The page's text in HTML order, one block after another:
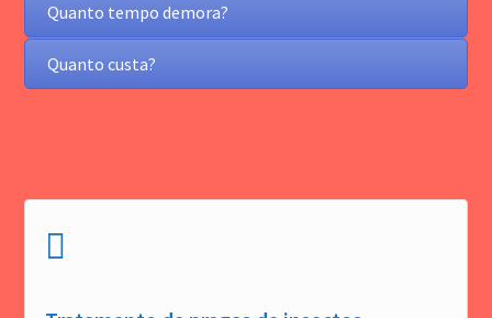
Quanto tempo demora?
Quanto custa?